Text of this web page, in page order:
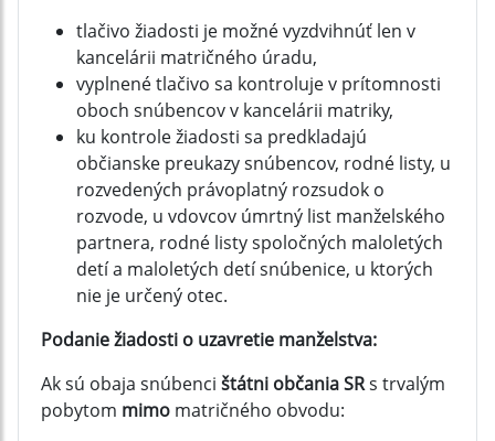
tlačivo žiadosti je možné vyzdvihnúť len v
kancelárii matričného úradu,
vyplnené tlačivo sa kontroluje v prítomnosti
oboch snúbencov v kancelárii matriky,
ku kontrole žiadosti sa predkladajú
občianske preukazy snúbencov, rodné listy, u
rozvedených právoplatný rozsudok o
rozvode, u vdovcov úmrtný list manželského
partnera, rodné listy spoločných maloletých
detí a maloletých detí snúbenice, u ktorých
nie je určený otec.
Podanie žiadosti o uzavretie manželstva:
Ak sú obaja snúbenci štátni občania SRs trvalým
pobytom mimo matričného obvodu: